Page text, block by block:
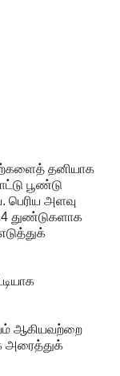
தனியாக
பூண்டு
பெரிய அளவு
துண்டுகளாக
ஆகியவற்றை
அரைத்துக்